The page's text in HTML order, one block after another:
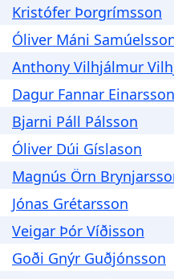
Kristófer Þorgrímsson
Óliver Máni
Anthony Vilhjálmur
Dagur Fannar Einarsson
Bjarni Páll Pálsson
Óliver Dúi Gíslason
Magnús Örn
Jónas Grétarsson
Veigar Þór Víðisson
Goði Gnýr Guðjónsson